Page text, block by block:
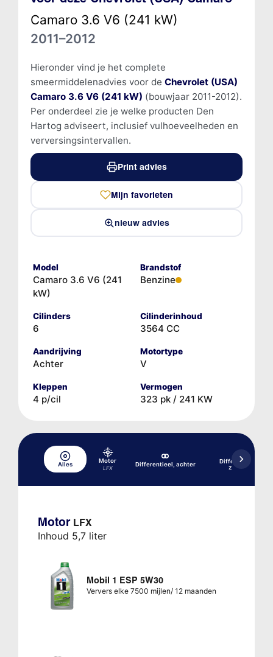
Camaro 3.6 V6 (241 kW)
2011–2012
Hieronder vind je het complete
smeermiddelenadvies voor de Chevrolet (USA)
Camaro 3.6 V6 (241 kW) (bouwjaar 2011-2012).
Per onderdeel zie je welke producten Den
Hartog adviseert, inclusief vulhoeveelheden en
verversingsintervallen.
Print advies
Mijn favorieten
nieuw advies
Model
Camaro 3.6 V6 (241
kW)
Brandstof
Benzine
Cilinders
6
Cilinderinhoud
3564 CC
Aandrijving
Achter
Motortype
V
Kleppen
4 p/cil
Vermogen
323 pk / 241 KW
Alles
Motor
LFX
Differentieel, achter
Differentieel,
zelfblokkerend
Motor LFX
Inhoud 5,7 liter
Mobil 1 ESP 5W30
Ververs elke 7500 mijlen/ 12 maanden